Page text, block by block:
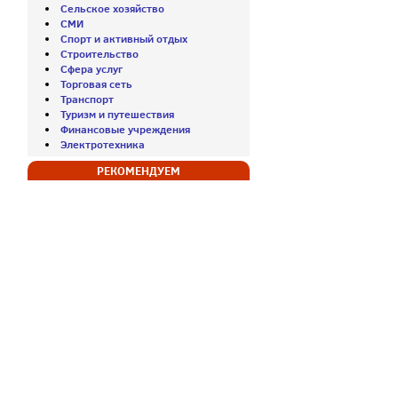
Сельское хозяйство
СМИ
Спорт и активный отдых
Строительство
Сфера услуг
Торговая сеть
Транспорт
Туризм и путешествия
Финансовые учреждения
Электротехника
РЕКОМЕНДУЕМ